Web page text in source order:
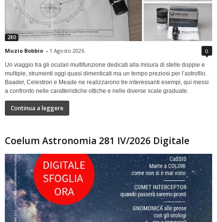
280
Muzio Bobbio - 1 Agosto 2026 0
Un viaggio tra gli oculari multifunzione dedicati alla misura di stelle doppie e
multiple, strumenti oggi quasi dimenticati ma un tempo preziosi per l’astrofilo.
Baader, Celestron e Meade ne realizzarono tre interessanti esempi, qui messi
a confronto nelle caratteristiche ottiche e nelle diverse scale graduate.
Continua a leggere
Coelum Astronomia 281 IV/2026 Digitale